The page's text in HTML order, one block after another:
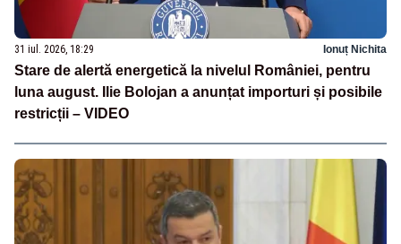
31 iul. 2026, 18:29 Ionuț Nichita
Stare de alertă energetică la nivelul României, pentru
luna august. Ilie Bolojan a anunțat importuri și posibile
restricții – VIDEO